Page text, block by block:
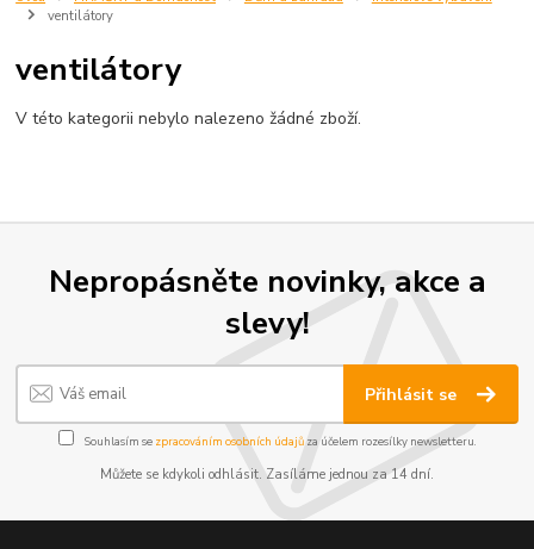
ventilátory
ventilátory
V této kategorii nebylo nalezeno žádné zboží.
Nepropásněte novinky, akce a
slevy!
Přihlásit se
Souhlasím se zpracováním osobních údajůza účelem rozesílky newsletteru.
Můžete se kdykoli odhlásit. Zasíláme jednou za 14 dní.